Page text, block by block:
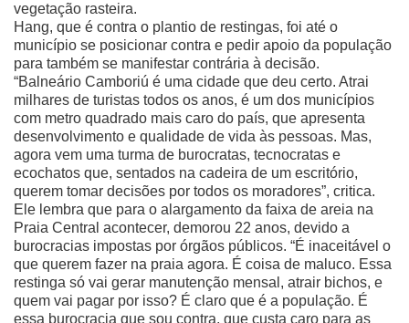
vegetação rasteira.
Hang, que é contra o plantio de restingas, foi até o
município se posicionar contra e pedir apoio da população
para também se manifestar contrária à decisão.
“Balneário Camboriú é uma cidade que deu certo. Atrai
milhares de turistas todos os anos, é um dos municípios
com metro quadrado mais caro do país, que apresenta
desenvolvimento e qualidade de vida às pessoas. Mas,
agora vem uma turma de burocratas, tecnocratas e
ecochatos que, sentados na cadeira de um escritório,
querem tomar decisões por todos os moradores”, critica.
Ele lembra que para o alargamento da faixa de areia na
Praia Central acontecer, demorou 22 anos, devido a
burocracias impostas por órgãos públicos. “É inaceitável o
que querem fazer na praia agora. É coisa de maluco. Essa
restinga só vai gerar manutenção mensal, atrair bichos, e
quem vai pagar por isso? É claro que é a população. É
essa burocracia que sou contra, que custa caro para as